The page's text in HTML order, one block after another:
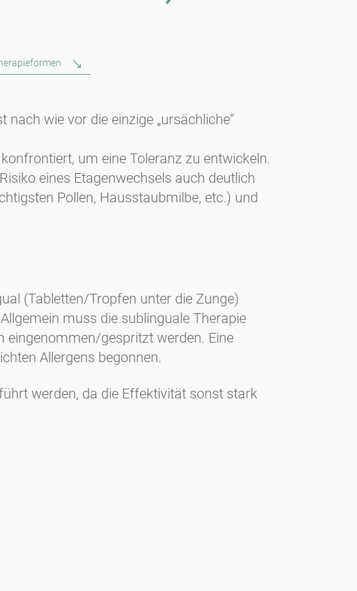
wie vor die einzige „ursächliche“
um eine Toleranz zu entwickeln.
eines Etagenwechsels auch deutlich
Pollen, Hausstaubmilbe, etc.) und
(Tabletten/Tropfen unter die Zunge)
muss die sublinguale Therapie
eingenommen/gespritzt werden. Eine
Allergens begonnen.
werden, da die Effektivität sonst stark